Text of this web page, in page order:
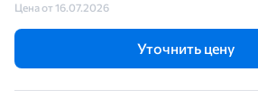
Цена от 16.07.2026
Уточнить цену